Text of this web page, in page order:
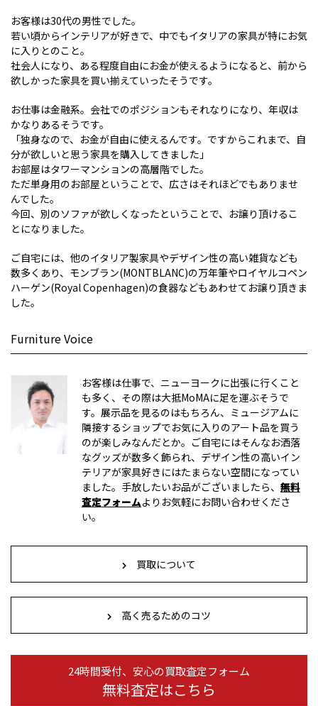
お客様は30代の男性でした。
若い頃からインテリアが好きで、中でもイタリアの家具が特にお気
に入りとのこと。
社会人になり、ある程度自由にお金が使えるようになると、前から
欲しかった家具を買い揃えていったそうです。
お仕事は金融系。会社でのポジションもそれなりになり、年収は
かなりあるそうです。
「独身なので、お金が自由に使えるんです。ですからこれまで、自
分が欲しいと思う家具を購入してきました」
お部屋はタワーマンションの高層階でした。
ただ単身用のお部屋ということで、広さはそれほどでもありませ
んでした。
今回、別のソファが欲しくなったということで、お譲り頂けるこ
とになりました。
ご自宅には、他のイタリア製家具やデザイン性の高い雑貨なども
数多くあり、モンブラン(MONTBLANC)の万年筆やロイヤルコペン
ハーゲン(Royal Copenhagen)の食器などもあわせてお譲り頂きま
した。
Furniture Voice
お客様は仕事で、ニューヨークに出張に行くこと
も多く、その際は大抵MoMAに足を運ぶそうで
す。展示品を見るのはもちろん、ミュージアムに
隣接するショップでお気に入りのアート品を買う
のが楽しみなんだとか。ご自宅にはそんなお洒落
なグッズが数多く飾られ、デザイン性の高いイン
テリアが家具好きにはたまらない空間になってい
ました。手放したいお品がございましたら、 無料
査定フォームよりお気軽にお問い合わせくださ
い。
買取について
高く売るためのコツ
24時間受付、安心の買取査定フォーム
無料査定はこちら